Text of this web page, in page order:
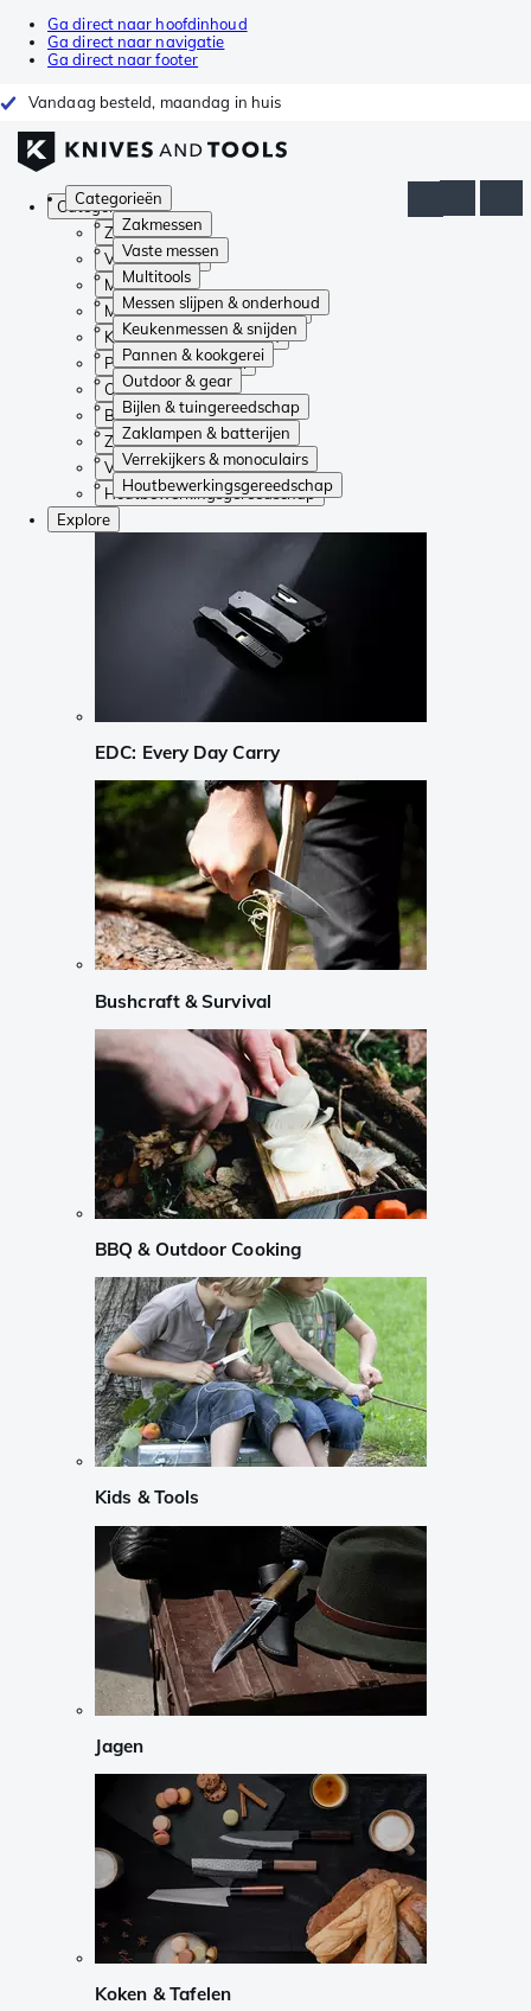
Ga direct naar hoofdinhoud
Ga direct naar navigatie
Ga direct naar footer
Vandaag besteld, maandag in huis
Categorieën
Zakmessen
Vaste messen
Multitools
Messen slijpen & onderhoud
Keukenmessen & snijden
Pannen & kookgerei
Outdoor & gear
Bijlen & tuingereedschap
Zaklampen & batterijen
Verrekijkers & monoculairs
Houtbewerkingsgereedschap
Categorieën
Zakmessen
Vaste messen
Multitools
Messen slijpen & onderhoud
Keukenmessen & snijden
Pannen & kookgerei
Outdoor & gear
Bijlen & tuingereedschap
Zaklampen & batterijen
Verrekijkers & monoculairs
Houtbewerkingsgereedschap
Explore
EDC: Every Day Carry
Bushcraft & Survival
BBQ & Outdoor Cooking
Kids & Tools
Jagen
Koken & Tafelen